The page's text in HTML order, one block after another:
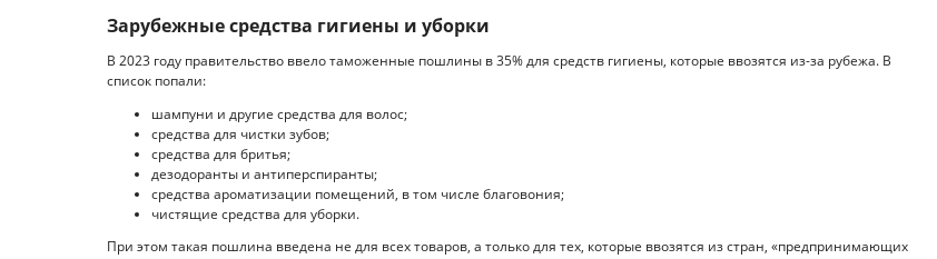
Зарубежные средства гигиены и уборки
В 2023 году правительство ввело таможенные пошлины в 35% для средств гигиены, которые ввозятся из-за рубежа. В
список попали:
шампуни и другие средства для волос;
средства для чистки зубов;
средства для бритья;
дезодоранты и антиперспиранты;
средства ароматизации помещений, в том числе благовония;
чистящие средства для уборки.
При этом такая пошлина введена не для всех товаров, а только для тех, которые ввозятся из стран, «предпринимающих